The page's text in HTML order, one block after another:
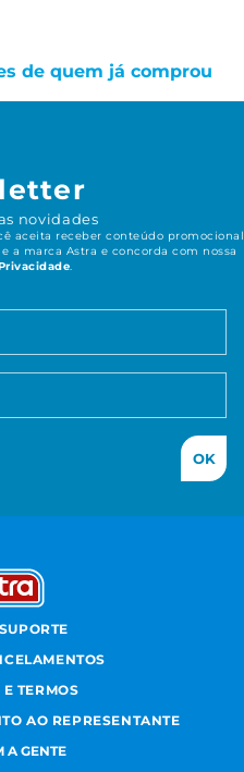
de quem já comprou
novidades
aceita receber conteúdo promocional
a marca Astra e concorda com nossa
.
OK
TERMOS
AO REPRESENTANTE
A GENTE